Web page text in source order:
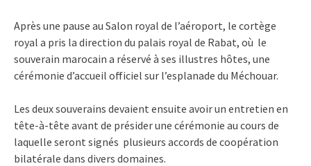
Après une pause au Salon royal de l’aéroport, le cortège
royal a pris la direction du palais royal de Rabat, où le
souverain marocain a réservé à ses illustres hôtes, une
cérémonie d’accueil officiel sur l’esplanade du Méchouar.
Les deux souverains devaient ensuite avoir un entretien en
tête-à-tête avant de présider une cérémonie au cours de
laquelle seront signés plusieurs accords de coopération
bilatérale dans divers domaines.